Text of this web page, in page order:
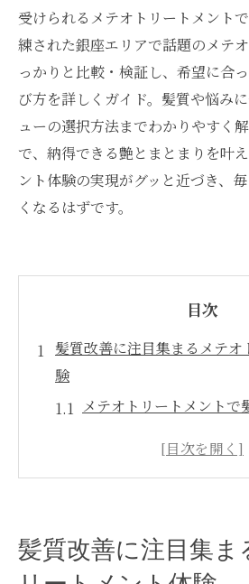
受けられるメテオトリートメント
練された銀座エリアで話題のメテ
っかりと比較・検証し、希望に合
び方を詳しくガイド。髪質や悩み
ューの選択方法までわかりやすく
で、納得できる艶とまとまりを叶
ント体験の実現がグッと近づき、
くなるはずです。
目次
髪質改善に注目集まるメテ
験
メテオトリートメントで
とは
話題のメテオトリートメ
髪質改善に注目集ま